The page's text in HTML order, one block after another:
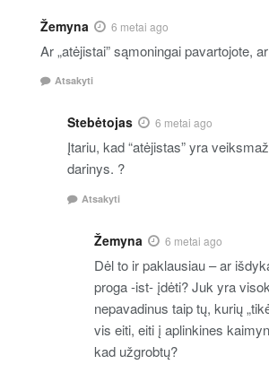
Žemyna 6 metai ago
Ar „atėjistai” sąmoningai pavartojote,
Atsakyti
Stebėtojas 6 metai ago
Įtariu, kad “atėjistas” yra
darinys. ?
Atsakyti
Žemyna 6 metai ago
Dėl to ir paklausiau – ar
proga -ist- įdėti? Juk yra
nepavadinus taip tų, kurių
vis eiti, eiti į aplinkines
kad užgrobtų?